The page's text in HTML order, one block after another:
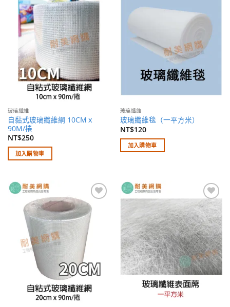
加入
清單
玻璃纖維
自黏式玻璃纖維網 10CMｘ
90M/捲
NT$250
加入購物車
清單
玻璃纖維
玻璃纖維毯（一平方米）
NT$120
加入購物車
加入
願望
清單